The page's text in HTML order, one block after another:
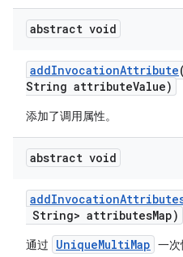
abstract void
addInvocationAttribute
String attributeValue)
添加了调用属性。
abstract void
addInvocation
String> attributesMap)
通过 UniqueMultiMap 一次